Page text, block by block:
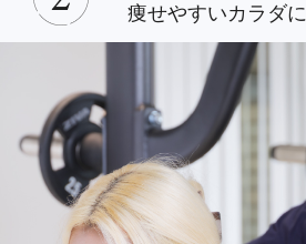
痩せやすいカラダに